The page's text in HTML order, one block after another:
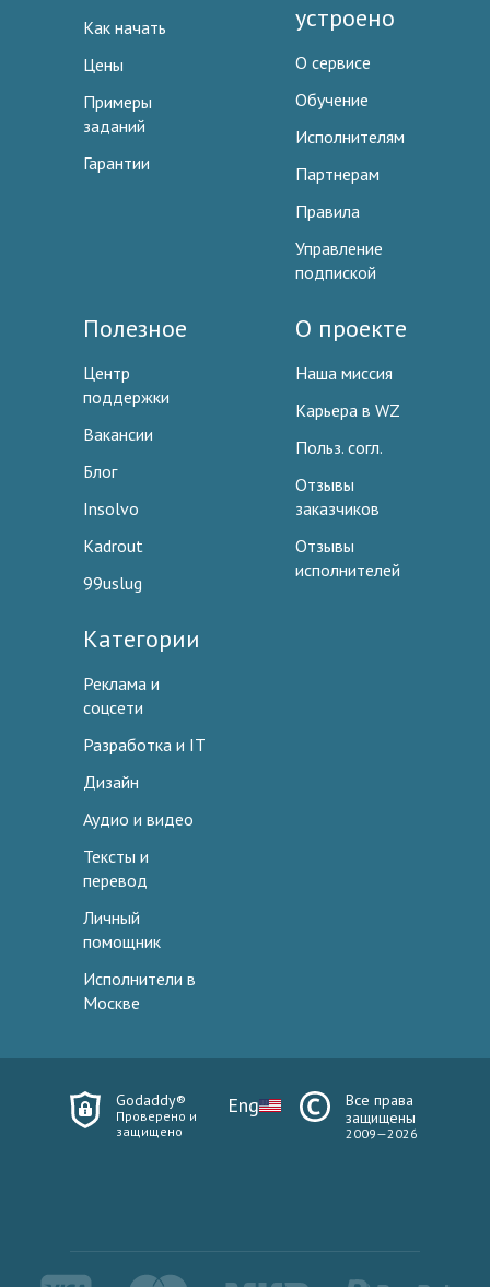
Как начать
Цены
Примеры
заданий
Гарантии
устроено
О сервисе
Обучение
Исполнителям
Партнерам
Правила
Управление
подпиской
Полезное
Центр
поддержки
Вакансии
Блог
Insolvo
Kadrout
99uslug
О проекте
Наша миссия
Карьера в WZ
Польз. согл.
Отзывы
заказчиков
Отзывы
исполнителей
Категории
Реклама и
соцсети
Разработка и IT
Дизайн
Аудио и видео
Тексты и
перевод
Личный
помощник
Исполнители в
Москве
Godaddy®
Проверено и
защищено
Eng
Все права
защищены
2009—2026